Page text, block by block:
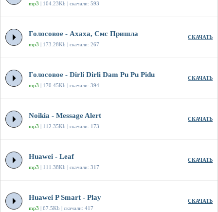
mp3 | 104.23Kb | скачали: 593
Голосовое - Ахаха, Смс Пришла
mp3 | 173.28Kb | скачали: 267
СКАЧАТЬ
Голосовое - Dirli Dirli Dam Pu Pu Pidu
mp3 | 170.45Kb | скачали: 394
СКАЧАТЬ
Noikia - Message Alert
mp3 | 112.35Kb | скачали: 173
СКАЧАТЬ
Huawei - Leaf
mp3 | 111.38Kb | скачали: 317
СКАЧАТЬ
Huawei P Smart - Play
mp3 | 67.5Kb | скачали: 417
СКАЧАТЬ